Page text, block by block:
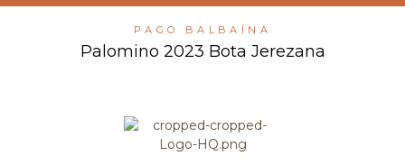
PAGO BALBAÍNA
Palomino 2023 Bota Jerezana